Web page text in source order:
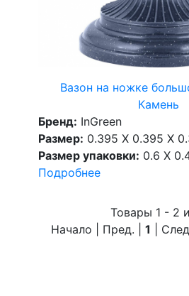
Вазон на ножке
Камень
Бренд: InGreen
Размер: 0.395 X 0.395 X
Размер упаковки: 0.6 X
Подробнее
Товары 1 - 2
Начало | Пред. | 1 |